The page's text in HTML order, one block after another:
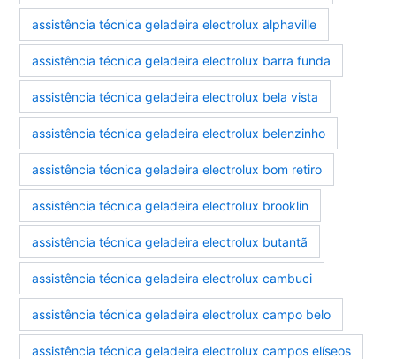
assistência técnica geladeira electrolux alphaville
assistência técnica geladeira electrolux barra funda
assistência técnica geladeira electrolux bela vista
assistência técnica geladeira electrolux belenzinho
assistência técnica geladeira electrolux bom retiro
assistência técnica geladeira electrolux brooklin
assistência técnica geladeira electrolux butantã
assistência técnica geladeira electrolux cambuci
assistência técnica geladeira electrolux campo belo
assistência técnica geladeira electrolux campos elíseos